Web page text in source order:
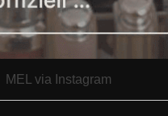
MEL via Instagram